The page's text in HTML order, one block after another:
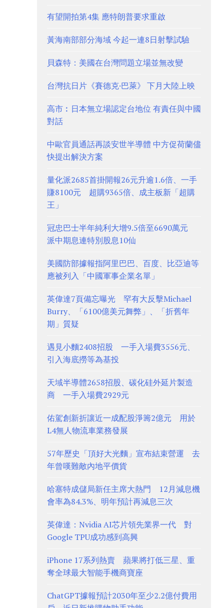
有望開拍第4集 應特朗普要求重啟
黃海南部部分海域 今起一連8日射擊試驗
貝森特：美國在台灣問題立場並無改變
台灣抗日片《賽德克·巴萊》 下月大陸上映
高市︰日本無立場認定台地位 有責任與中國
對話
中歐官員通話再談安世半導體 中方促荷蘭儘
快提出解決方案
量化派2685首掛開報26元升逾1.6倍、一手
賺8100元 超購9365倍、成主板新「超購
王」
冠忠巴士半年純利大增9.5倍至6690萬元
派中期息連特別股息10仙
美國防部據報指阿里巴巴、百度、比亞迪等
應被列入「中國軍事企業名單」
英偉達7頁備忘曝光 罕有大反擊Michael
Burry、「6100億美元舞弊」、「折舊年
期」質疑
遇見小麵2408招股 一手入場費3556元、
引入海底撈等為基投
天域半導體2658招股、碳化硅外延片製造
商 一手入場費2929元
佑駕創新折讓近一成配股淨籌2億元 用於
L4無人物流車業務發展
57年歷史「頂好大光麵」宣布結束營運 去
年曾嘆難敵內地平價貨
哈塞特成儲局新任主席大熱門 12月減息機
會率為84.3%、明年預計再減息三次
英偉達：Nvidia AI芯片領先業界一代 對
Google TPU成功感到高興
iPhone 17系列熱賣 蘋果將打低三星、重
奪全球最大智能手機商寶座
ChatGPT據報預計2030年至少2.2億付費用